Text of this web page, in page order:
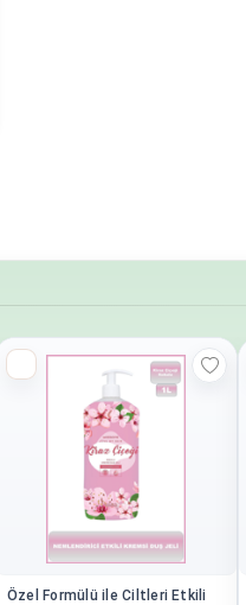
Özel Formülü ile Ciltleri Etkili